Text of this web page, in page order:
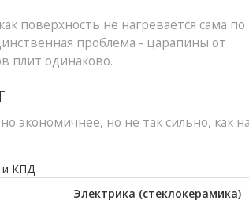
поверхность не нагревается сама по
проблема - царапины от
плит одинаково.
экономичнее, но не так сильно, как
и КПД
Электрика (стеклокерамика)